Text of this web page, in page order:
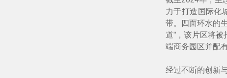
力于打造国际化
带。四面环水的
道”，该片区将
端商务园区并配
经过不断的创新